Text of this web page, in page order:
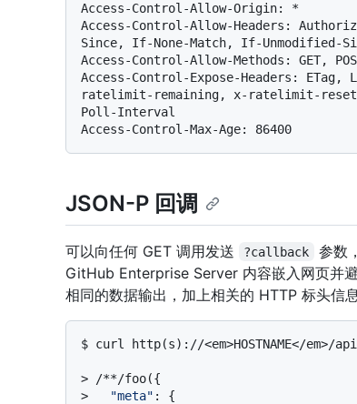
Access-Control-Allow-Origin: *
Access-Control-Allow-Headers:
Since, If-None-Match, If-Unmodified-
Access-Control-Allow-Methods: GET,
Access-Control-Expose-Headers:
ratelimit-remaining, x-ratelimit-reset,
Poll-Interval
JSON-P 回调
可以向任何 GET 调用发送 ?callback
参数
GitHub Enterprise Server 内容嵌入网页并
相同的数据输出，加上相关的 HTTP 标头信息
$ curl http(s)://<em>HOSTNAME</em>/
>
/**/foo({
>
"meta" : {